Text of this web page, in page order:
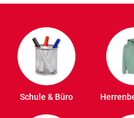
Schule & Büro